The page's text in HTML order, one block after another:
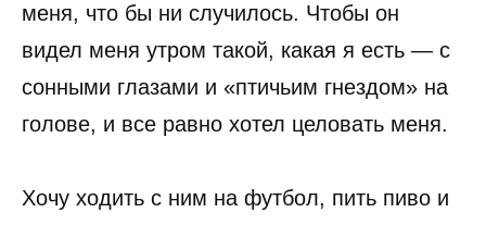
меня, что бы ни случилось. Чтобы он
видел меня утром такой, какая я есть — с
сонными глазами и «птичьим гнездом» на
голове, и все равно хотел целовать меня.
Хочу ходить с ним на футбол, пить пиво и